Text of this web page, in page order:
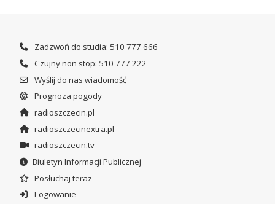
Zadzwoń do studia: 510 777 666
Czujny non stop: 510 777 222
Wyślij do nas wiadomość
Prognoza pogody
radioszczecin.pl
radioszczecinextra.pl
radioszczecin.tv
Biuletyn Informacji Publicznej
Posłuchaj teraz
Logowanie